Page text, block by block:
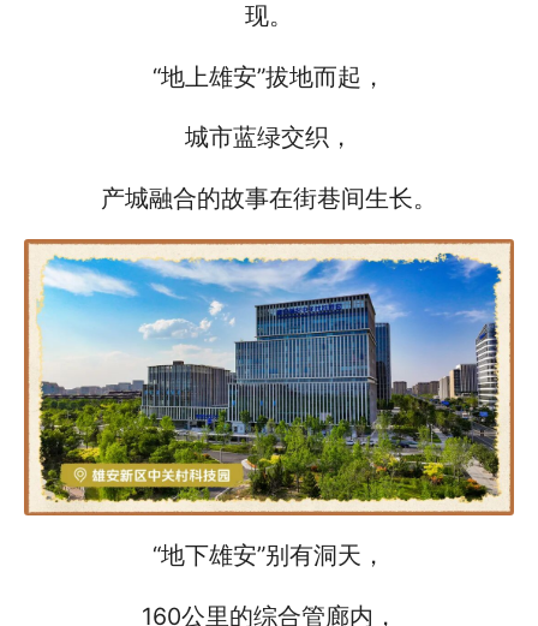
现。
“地上雄安”拔地而起，
城市蓝绿交织，
产城融合的故事在街巷间生长。
“地下雄安”别有洞天，
160公里的综合管廊内，